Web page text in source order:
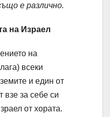
е различно.
на Израел
на
всеки
и един от
взе за себе си
от хората.